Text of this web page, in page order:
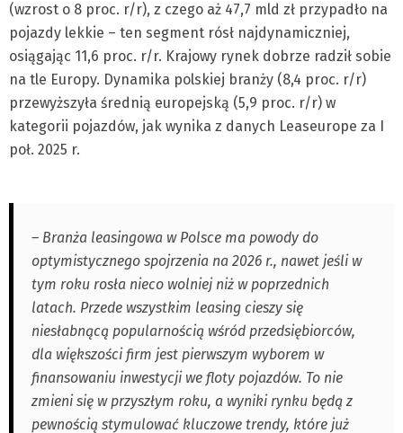
(wzrost o 8 proc. r/r), z czego aż 47,7 mld zł przypadło na
pojazdy lekkie – ten segment rósł najdynamiczniej,
osiągając 11,6 proc. r/r. Krajowy rynek dobrze radził sobie
na tle Europy. Dynamika polskiej branży (8,4 proc. r/r)
przewyższyła średnią europejską (5,9 proc. r/r) w
kategorii pojazdów, jak wynika z danych Leaseurope za I
poł. 2025 r.
– Branża leasingowa w Polsce ma powody do
optymistycznego spojrzenia na 2026 r., nawet jeśli w
tym roku rosła nieco wolniej niż w poprzednich
latach. Przede wszystkim leasing cieszy się
niesłabnącą popularnością wśród przedsiębiorców,
dla większości firm jest pierwszym wyborem w
finansowaniu inwestycji we floty pojazdów. To nie
zmieni się w przyszłym roku, a wyniki rynku będą z
pewnością stymulować kluczowe trendy, które już